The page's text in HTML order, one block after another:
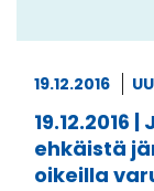
19.12.2016
19.12.2016
ehkäistä
oikeilla